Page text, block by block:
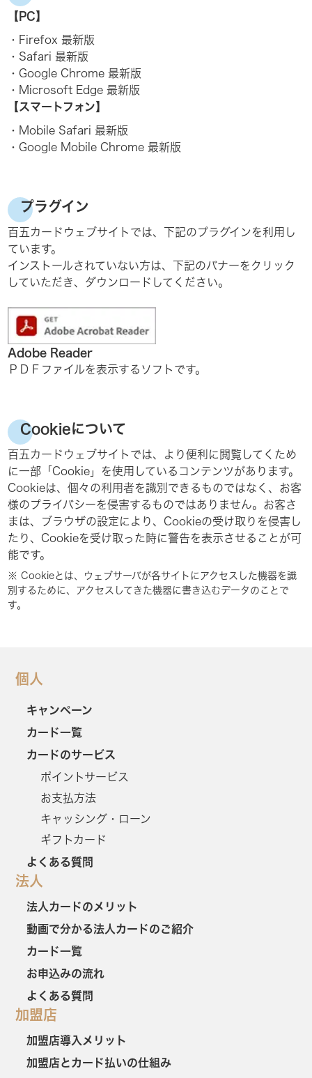
【PC】
・Firefox 最新版
・Safari 最新版
・Google Chrome 最新版
・Microsoft Edge 最新版
【スマートフォン】
・Mobile Safari 最新版
・Google Mobile Chrome 最新版
プラグイン
百五カードウェブサイトでは、下記のプラグインを利用し
ています。
インストールされていない方は、下記のバナーをクリック
していただき、ダウンロードしてください。
Adobe Reader
ＰＤＦファイルを表示するソフトです。
Cookieについて
百五カードウェブサイトでは、より便利に閲覧してくため
に一部「Cookie」を使用しているコンテンツがあります。
Cookieは、個々の利用者を識別できるものではなく、お客
様のプライバシーを侵害するものではありません。お客さ
まは、ブラウザの設定により、Cookieの受け取りを侵害し
たり、Cookieを受け取った時に警告を表示させることが可
能です。
Cookieとは、ウェブサーバが各サイトにアクセスした機器を識
別するために、アクセスしてきた機器に書き込むデータのことで
す。
個人
キャンペーン
カード一覧
カードのサービス
ポイントサービス
お支払方法
キャッシング・ローン
ギフトカード
よくある質問
法人
法人カードのメリット
動画で分かる法人カードのご紹介
カード一覧
お申込みの流れ
よくある質問
加盟店
加盟店導入メリット
加盟店とカード払いの仕組み